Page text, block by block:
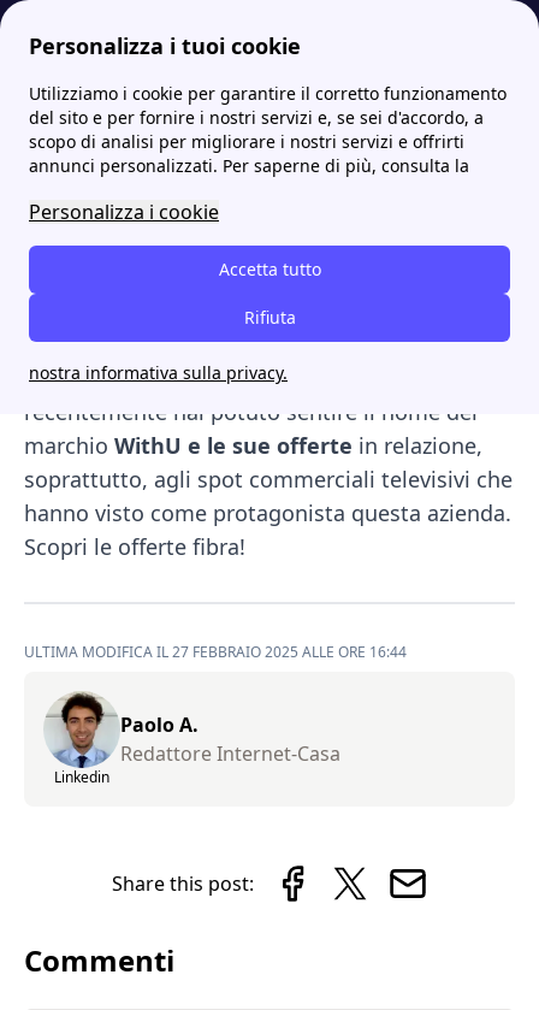
Personalizza i tuoi cookie
Utilizziamo i cookie per garantire il corretto funzionamento
del sito e per fornire i nostri servizi e, se sei d'accordo, a
scopo di analisi per migliorare i nostri servizi e offrirti
annunci personalizzati. Per saperne di più, consulta la
Personalizza i cookie
Accetta tutto
Rifiuta
nostra informativa sulla privacy.
Internet Casa Withu offerte Internet e mobile: scopri la fibra tutto compreso WithU
Withu offerte Internet e
mobile: scopri la fibra
tutto compreso WithU
WithU è una compagnia relativamente nuova,
che offre fornitura di energia luce e gas, e
abbonamenti ad internet. Forse solo
recentemente hai potuto sentire il nome del
marchio WithU e le sue offerte in relazione,
soprattutto, agli spot commerciali televisivi che
hanno visto come protagonista questa azienda.
Scopri le offerte fibra!
ULTIMA MODIFICA IL 27 FEBBRAIO 2025 ALLE ORE 16:44
Linkedin
Paolo A.
Redattore Internet-Casa
Share this post:
Commenti